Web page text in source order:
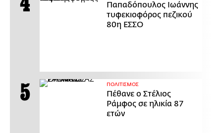
Παπαδόπουλος Ιωάννης
τυφεκιοφόρος πεζικού
80η ΕΣΣΟ
ΠΟΛΙΤΙΣΜΟΣ
Πέθανε ο Στέλιος
Ράμφος σε ηλικία 87
ετών